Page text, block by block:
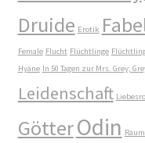
Mein Konto
Mordsfreundin
Rückkehr in das Tal
Druide Erotik
Female Flucht Flüchtlinge
Hyäne In 50 Tagen zur Mrs. Grey;
Leidenschaft
GötterOdin